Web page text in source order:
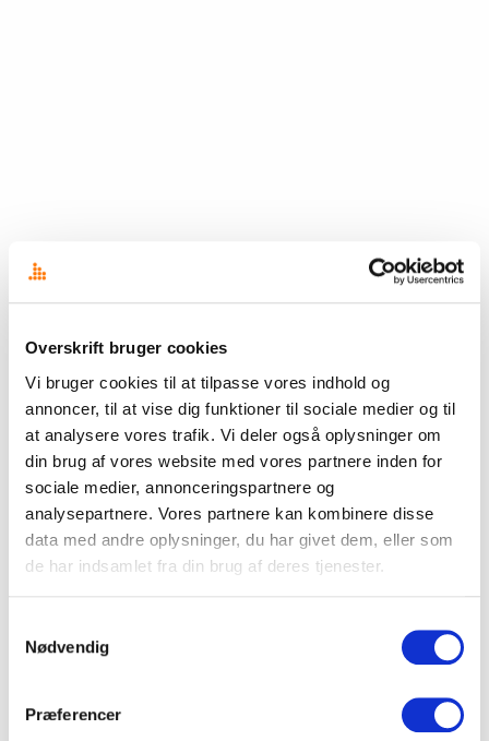
Overskrift bruger cookies
Vi bruger cookies til at tilpasse vores indhold og
annoncer, til at vise dig funktioner til sociale medier og til
at analysere vores trafik. Vi deler også oplysninger om
din brug af vores website med vores partnere inden for
sociale medier, annonceringspartnere og
analysepartnere. Vores partnere kan kombinere disse
data med andre oplysninger, du har givet dem, eller som
de har indsamlet fra din brug af deres tjenester.
Nødvendig
Præferencer
Digitalt overblik